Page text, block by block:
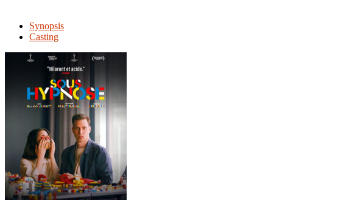
Synopsis
Casting